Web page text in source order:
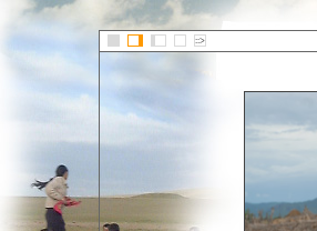
::>